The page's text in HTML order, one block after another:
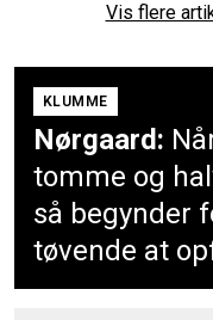
Vis flere
KLUMME
Nørgaard:
tomme og
så begynder
tøvende at